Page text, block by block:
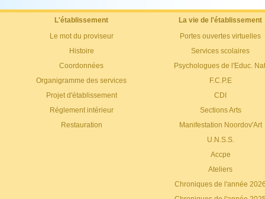
L'établissement
La vie de l'établissement
Le mot du proviseur
Histoire
Coordonnées
Organigramme des services
Projet d'établissement
Réglement intérieur
Restauration
Portes ouvertes virtuelles
Services scolaires
Psychologues de l'Educ.
F.C.P.E
CDI
Sections Arts
Manifestation Noordov'Art
U.N.S.S.
Accpe
Ateliers
Chroniques de l'année